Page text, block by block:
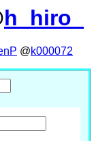
h_hiro_
@k000072